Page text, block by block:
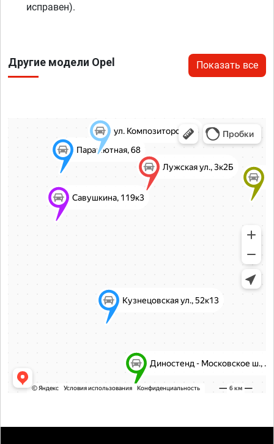
исправен).
Другие модели Opel Показать все